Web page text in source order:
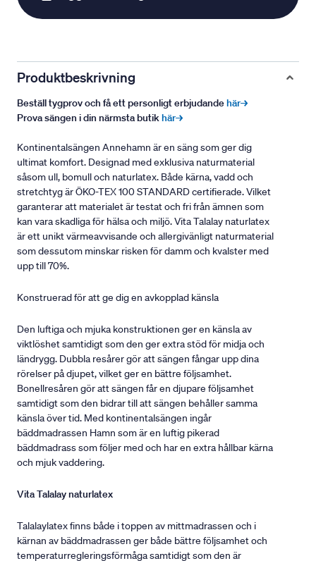
Produktbeskrivning
Beställ tygprov och få ett personligt erbjudandehär→
Prova sängen i din närmsta butikhär→
Kontinentalsängen Annehamn är en säng som ger dig
ultimat komfort. Designad med exklusiva naturmaterial
såsom ull, bomull och naturlatex. Både kärna, vadd och
stretchtyg är ÖKO-TEX 100 STANDARD certifierade. Vilket
garanterar att materialet är testat och fri från ämnen som
kan vara skadliga för hälsa och miljö. Vita Talalay naturlatex
är ett unikt värmeavvisande och allergivänligt naturmaterial
som dessutom minskar risken för damm och kvalster med
upp till 70%.
Konstruerad för att ge dig en avkopplad känsla
Den luftiga och mjuka konstruktionen ger en känsla av
viktlöshet samtidigt som den ger extra stöd för midja och
ländrygg. Dubbla resårer gör att sängen fångar upp dina
rörelser på djupet, vilket ger en bättre följsamhet.
Bonellresåren gör att sängen får en djupare följsamhet
samtidigt som den bidrar till att sängen behåller samma
känsla över tid. Med kontinentalsängen ingår
bäddmadrassen Hamn som är en luftig pikerad
bäddmadrass som följer med och har en extra hållbar kärna
och mjuk vaddering.
Vita Talalay naturlatex
Talalaylatex finns både i toppen av mittmadrassen och i
kärnan av bäddmadrassen ger både bättre följsamhet och
temperaturregleringsförmåga samtidigt som den är